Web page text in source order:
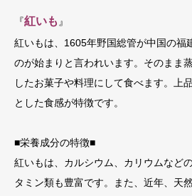
『紅いも 』
紅いもは、1605年野国総管が中国の福
のが始まりと言われいます。そのまま
したお菓子や料理にして食べます。上
とした食感が特徴です。
■栄養成分の特徴■
紅いもは、カルシウム、カリウムなど
タミン類も豊富です。また、近年、天